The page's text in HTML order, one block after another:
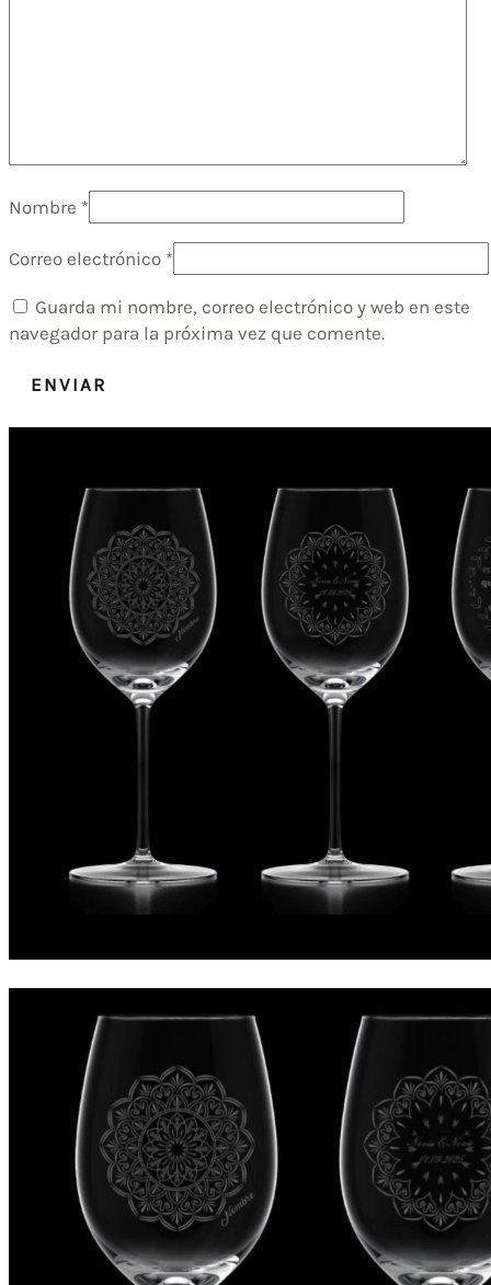
Nombre *
Correo electrónico *
Guarda mi nombre, correo electrónico y web en este
navegador para la próxima vez que comente.